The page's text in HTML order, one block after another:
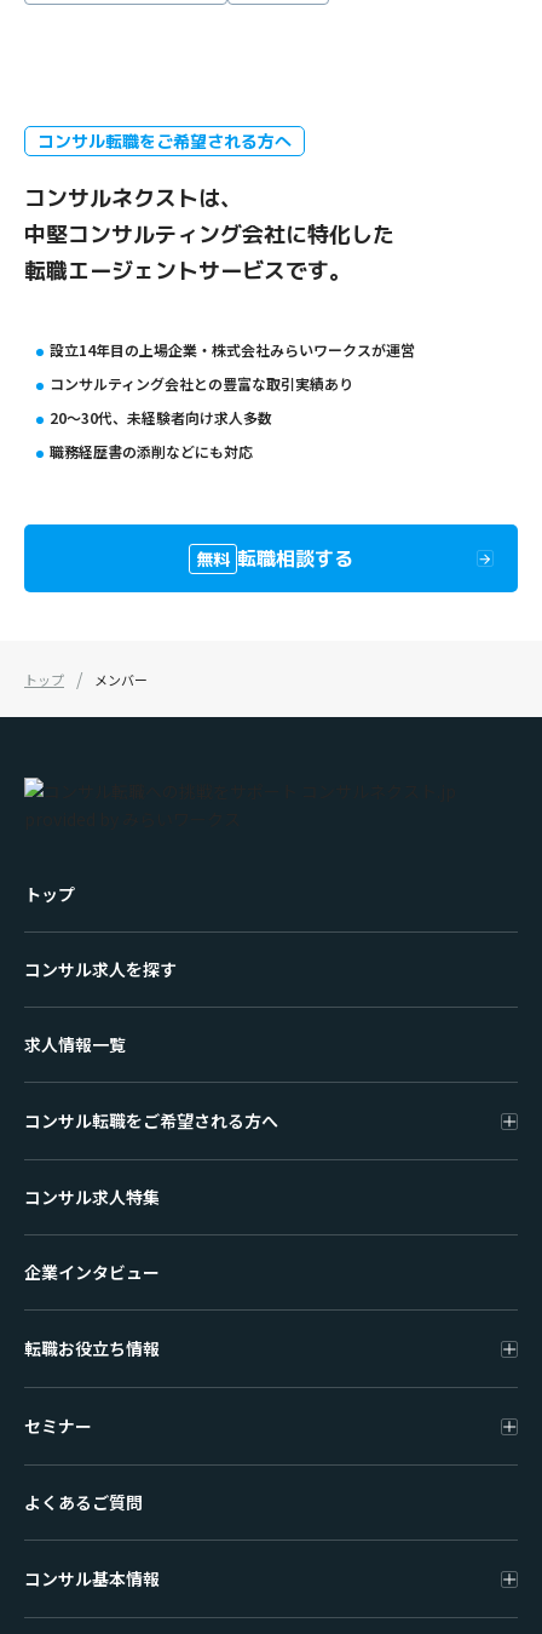
コンサル転職をご希望される方へ
コンサルネクストは、
中堅コンサルティング会社に特化した
転職エージェントサービスです。
設立14年目の上場企業・株式会社みらいワークスが運営
コンサルティング会社との豊富な取引実績あり
20〜30代、未経験者向け求人多数
職務経歴書の添削などにも対応
無料 転職相談する
トップ メンバー
トップ
コンサル求人を探す
求人情報一覧
コンサル転職をご希望される方へ
コンサル求人特集
企業インタビュー
転職お役立ち情報
セミナー
よくあるご質問
コンサル基本情報